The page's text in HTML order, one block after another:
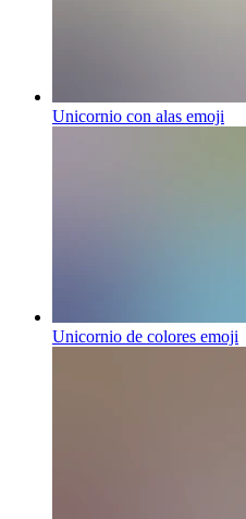
Unicornio con alas emoji
Unicornio de colores emoji